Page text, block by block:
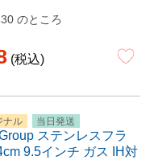
のところ
税込
ナル 当日発送
ステンレスフラ
9.5インチ ガス IH対